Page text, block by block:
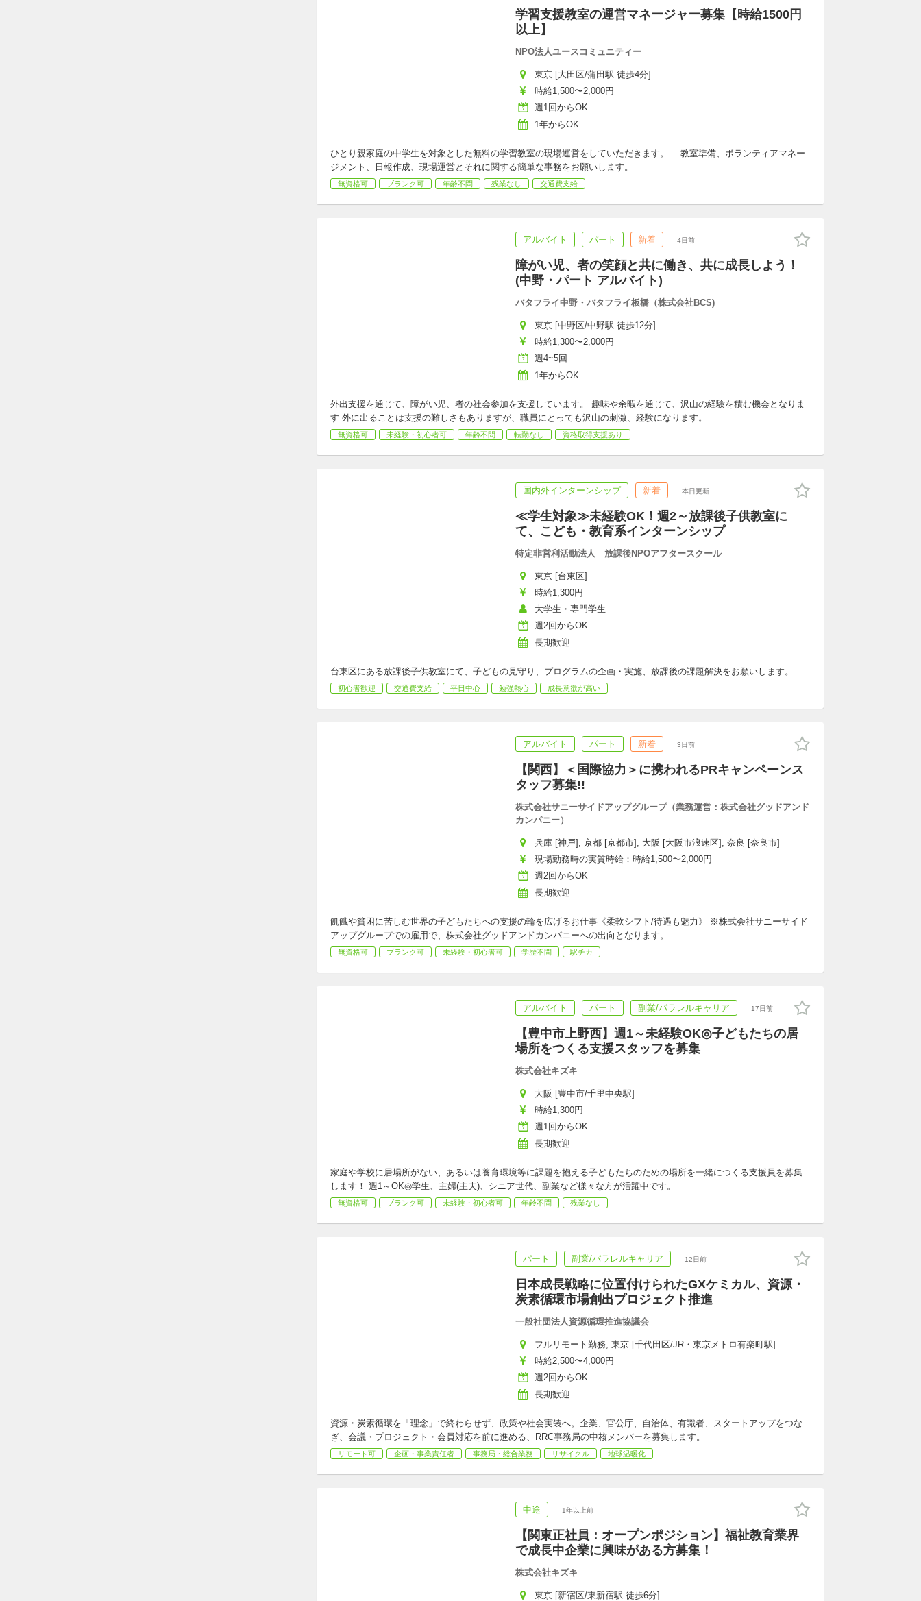
学習支援教室の運営マネージャー募集【時給1500円
以上】
NPO法人ユースコミュニティー
東京 [大田区/蒲田駅 徒歩4分]
時給1,500〜2,000円
週1回からOK
1年からOK
ひとり親家庭の中学生を対象とした無料の学習教室の現場運営をしていただきます。 教室準備、ボランティアマネー
ジメント、日報作成、現場運営とそれに関する簡単な事務をお願いします。
無資格可 ブランク可 年齢不問 残業なし 交通費支給
アルバイト パート 新着 4日前
障がい児、者の笑顔と共に働き、共に成長しよう！
(中野・パート アルバイト)
バタフライ中野・バタフライ板橋（株式会社BCS)
東京 [中野区/中野駅 徒歩12分]
時給1,300〜2,000円
週4~5回
1年からOK
外出支援を通じて、障がい児、者の社会参加を支援しています。 趣味や余暇を通じて、沢山の経験を積む機会となりま
す 外に出ることは支援の難しさもありますが、職員にとっても沢山の刺激、経験になります。
無資格可 未経験・初心者可 年齢不問 転勤なし 資格取得支援あり
国内外インターンシップ 新着 本日更新
≪学生対象≫未経験OK！週2～放課後子供教室に
て、こども・教育系インターンシップ
特定非営利活動法人 放課後NPOアフタースクール
東京 [台東区]
時給1,300円
大学生・専門学生
週2回からOK
長期歓迎
台東区にある放課後子供教室にて、子どもの見守り、プログラムの企画・実施、放課後の課題解決をお願いします。
初心者歓迎 交通費支給 平日中心 勉強熱心 成長意欲が高い
アルバイト パート 新着 3日前
【関西】＜国際協力＞に携われるPRキャンペーンス
タッフ募集!!
株式会社サニーサイドアップグループ（業務運営：株式会社グッドアンド
カンパニー）
兵庫 [神戸], 京都 [京都市], 大阪 [大阪市浪速区], 奈良 [奈良市]
現場勤務時の実質時給：時給1,500〜2,000円
週2回からOK
長期歓迎
飢餓や貧困に苦しむ世界の子どもたちへの支援の輪を広げるお仕事《柔軟シフト/待遇も魅力》 ※株式会社サニーサイド
アップグループでの雇用で、株式会社グッドアンドカンパニーへの出向となります。
無資格可 ブランク可 未経験・初心者可 学歴不問 駅チカ
アルバイト パート 副業/パラレルキャリア 17日前
【豊中市上野西】週1～未経験OK◎子どもたちの居
場所をつくる支援スタッフを募集
株式会社キズキ
大阪 [豊中市/千里中央駅]
時給1,300円
週1回からOK
長期歓迎
家庭や学校に居場所がない、あるいは養育環境等に課題を抱える子どもたちのための場所を一緒につくる支援員を募集
します！ 週1～OK◎学生、主婦(主夫)、シニア世代、副業など様々な方が活躍中です。
無資格可 ブランク可 未経験・初心者可 年齢不問 残業なし
パート 副業/パラレルキャリア 12日前
日本成長戦略に位置付けられたGXケミカル、資源・
炭素循環市場創出プロジェクト推進
一般社団法人資源循環推進協議会
フルリモート勤務, 東京 [千代田区/JR・東京メトロ有楽町駅]
時給2,500〜4,000円
週2回からOK
長期歓迎
資源・炭素循環を「理念」で終わらせず、政策や社会実装へ。企業、官公庁、自治体、有識者、スタートアップをつな
ぎ、会議・プロジェクト・会員対応を前に進める、RRC事務局の中核メンバーを募集します。
リモート可 企画・事業責任者 事務局・総合業務 リサイクル 地球温暖化
中途 1年以上前
【関東正社員：オープンポジション】福祉教育業界
で成長中企業に興味がある方募集！
株式会社キズキ
東京 [新宿区/東新宿駅 徒歩6分]